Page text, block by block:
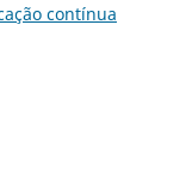
contínua